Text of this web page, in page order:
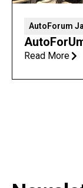
AutoForum
Read More